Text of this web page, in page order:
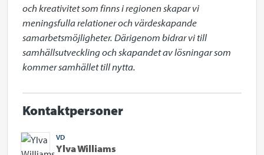
och kreativitet som finns i regionen skapar vi
meningsfulla relationer och värdeskapande
samarbetsmöjligheter. Därigenom bidrar vi till
samhällsutveckling och skapandet av lösningar som
kommer samhället till nytta.
Kontaktpersoner
VD
Ylva Williams